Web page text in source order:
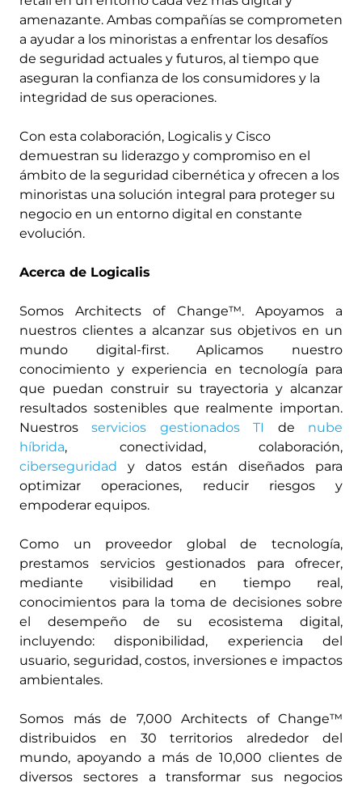
amenazante. Ambas compañías se comprometen
a ayudar a los minoristas a enfrentar los desafíos
de seguridad actuales y futuros, al tiempo que
aseguran la confianza de los consumidores y la
integridad de sus operaciones.
Con esta colaboración, Logicalis y Cisco
demuestran su liderazgo y compromiso en el
ámbito de la seguridad cibernética y ofrecen a los
minoristas una solución integral para proteger su
negocio en un entorno digital en constante
evolución.
Acerca de Logicalis
Somos Architects of Change™. Apoyamos a
nuestros clientes a alcanzar sus objetivos en un
mundo digital-first. Aplicamos nuestro
conocimiento y experiencia en tecnología para
que puedan construir su trayectoria y alcanzar
resultados sostenibles que realmente importan.
Nuestrosservicios gestionados TI de nube
híbrida, conectividad, colaboración,
ciberseguridad y datos están diseñados para
optimizar operaciones, reducir riesgos y
empoderar equipos.
Como un proveedor global de tecnología,
prestamos servicios gestionados para ofrecer,
mediante visibilidad en tiempo real,
conocimientos para la toma de decisiones sobre
el desempeño de su ecosistema digital,
incluyendo: disponibilidad, experiencia del
usuario, seguridad, costos, inversiones e impactos
ambientales.
Somos más de 7,000 Architects of Change™
distribuidos en 30 territorios alrededor del
mundo, apoyando a más de 10,000 clientes de
diversos sectores a transformar sus negocios